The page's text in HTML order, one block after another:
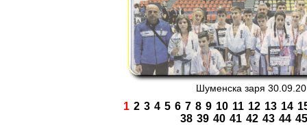
Шуменска заря
1 2 3 4 5 6 7 8 9 10 11 12 13 14
38 39 40 41 42 43 44 45